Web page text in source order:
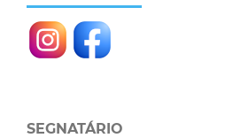
SEGNATÁRIO